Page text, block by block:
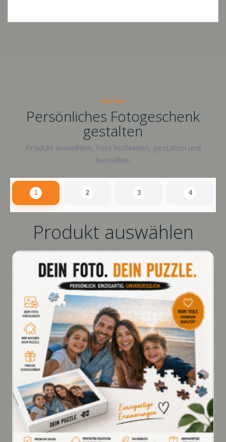
raxxa
Persönliches Fotogeschenk
gestalten
Produkt auswählen, Foto hochladen, gestalten und
bestellen.
1 2 3 4
Produkt auswählen